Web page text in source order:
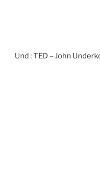
Und : TED – John